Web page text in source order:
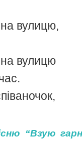
вулицю,
вулицю
“Взую